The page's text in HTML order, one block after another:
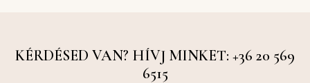
KÉRDÉSED VAN? HÍVJ MINKET: +36 20 569
6515